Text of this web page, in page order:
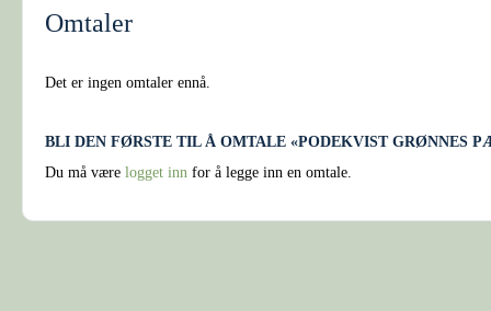
Omtaler
Det er ingen omtaler ennå.
BLI DEN FØRSTE TIL Å OMTALE «PODEKVIST GRØNNES
Du må være logget inn for å legge inn en omtale.